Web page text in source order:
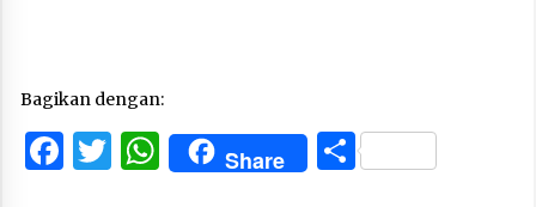
Bagikan dengan:
Facebook
Twitter
WhatsApp
Share Share